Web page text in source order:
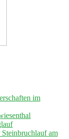
im
am